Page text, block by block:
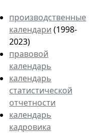
производственные
календари (1998-
2023)
правовой
календарь
календарь
статистической
отчетности
календарь
кадровика